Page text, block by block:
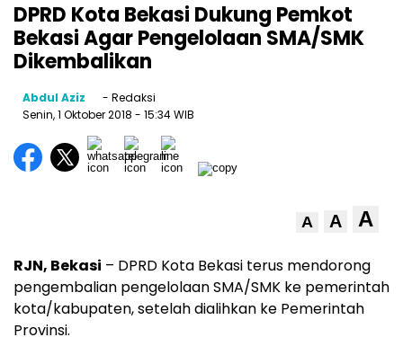
DPRD Kota Bekasi Dukung Pemkot
Bekasi Agar Pengelolaan SMA/SMK
Dikembalikan
Abdul Aziz
- Redaksi
Senin, 1 Oktober 2018 - 15:34 WIB
A A A
RJN, Bekasi – DPRD Kota Bekasi terus mendorong
pengembalian pengelolaan SMA/SMK ke pemerintah
kota/kabupaten, setelah dialihkan ke Pemerintah
Provinsi.